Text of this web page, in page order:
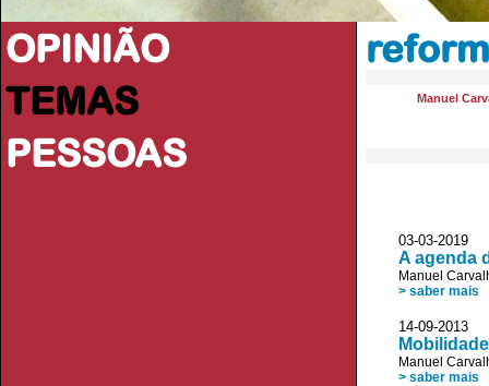
OPINIÃO
TEMAS
PESSOAS
Manuel
03-03-2019
A agenda
Manuel
> saber mais
14-09-2013
Manuel
> saber mais